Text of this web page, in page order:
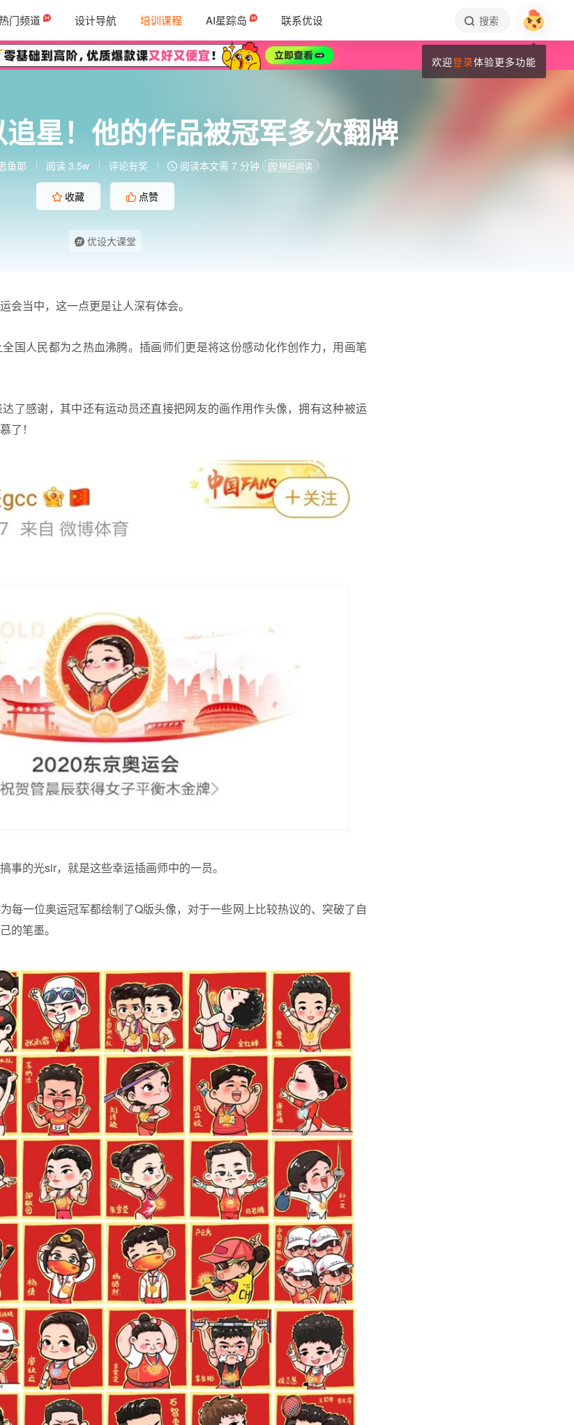
门频道 设计导航 培训课程 AI星踪岛 联系优设 搜索
星！他的作品被冠军多次翻牌
鱼耶 阅读 3.5w 评论有奖 阅读本文需 7 分钟 稍后阅读
收藏 点赞
优设大课堂
会当中，这一点更是让人深有体会。
国人民都为之热血沸腾。插画师们更是将这份感动化作创作力，用画笔
了感谢，其中还有运动员还直接把网友的画作用作头像，拥有这种被运
了！
事的光sir，就是这些幸运插画师中的一员。
每一位奥运冠军都绘制了Q版头像，对于一些网上比较热议的、突破了自
的笔墨。
欢迎登录体验更多功能